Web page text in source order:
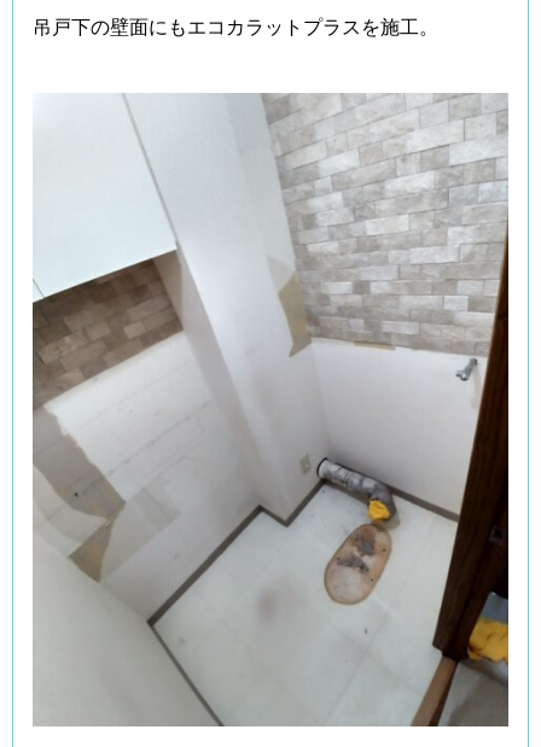
吊戸下の壁面にもエコカラットプラスを施工。